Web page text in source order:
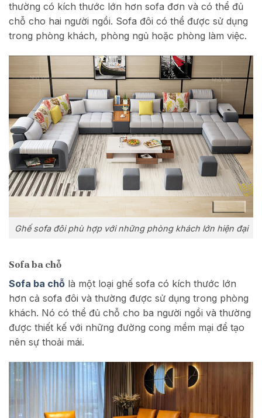
thường có kích thước lớn hơn sofa đơn và có thể đủ
chỗ cho hai người ngồi. Sofa đôi có thể được sử dụng
trong phòng khách, phòng ngủ hoặc phòng làm việc.
Ghế sofa đôi phù hợp với những phòng khách lớn hiện đại
Sofa ba chỗ
Sofa ba chỗ là một loại ghế sofa có kích thước lớn
hơn cả sofa đôi và thường được sử dụng trong phòng
khách. Nó có thể đủ chỗ cho ba người ngồi và thường
được thiết kế với những đường cong mềm mại để tạo
nên sự thoải mái.